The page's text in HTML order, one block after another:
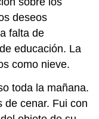
deseos
falta de
educación. La
como nieve.
toda la mañana.
de cenar. Fui con